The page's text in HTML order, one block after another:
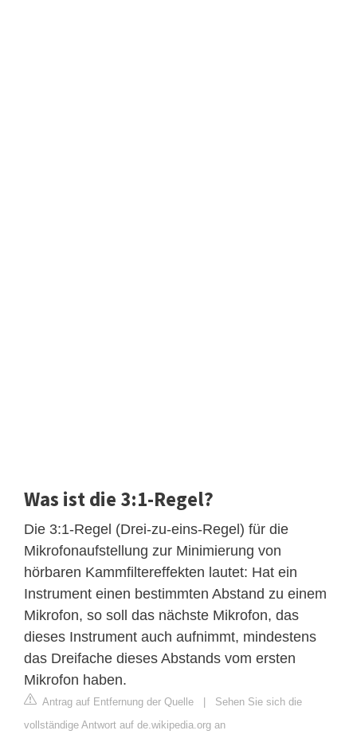
Was ist die 3:1-Regel?
Die 3:1-Regel (Drei-zu-eins-Regel) für die
Mikrofonaufstellung zur Minimierung von
hörbaren Kammfiltereffekten lautet: Hat ein
Instrument einen bestimmten Abstand zu einem
Mikrofon, so soll das nächste Mikrofon, das
dieses Instrument auch aufnimmt, mindestens
das Dreifache dieses Abstands vom ersten
Mikrofon haben.
Antrag auf Entfernung der Quelle | Sehen Sie sich die
vollständige Antwort auf de.wikipedia.org an